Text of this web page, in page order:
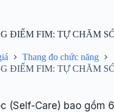
ĐIỂM FIM: TỰ CHĂM
Thang đo chức năng
ĐIỂM FIM: TỰ CHĂM
(Self-Care) bao gồm